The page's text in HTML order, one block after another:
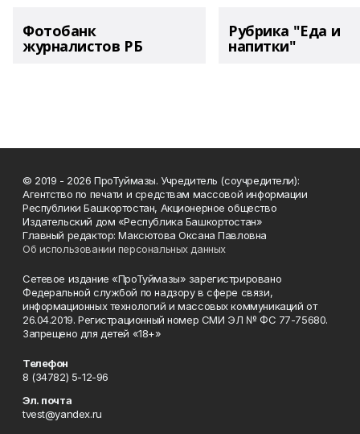
Фотобанк
журналистов РБ
Рубрика "Еда и
напитки"
© 2019 - 2026 ПроТуймазы. Учредитель (соучредители):
Агентство по печати и средствам массовой информации
Республики Башкортостан, Акционерное общество
Издательский дом «Республика Башкортостан»
Главный редактор: Максютова Оксана Павловна
Об использовании персональных данных
Сетевое издание «ПроТуймазы» зарегистрировано
Федеральной службой по надзору в сфере связи,
информационных технологий и массовых коммуникаций от
26.04.2019. Регистрационный номер СМИ ЭЛ № ФС 77-75680.
Запрещено для детей «18+»
Телефон
8 (34782) 5-12-96
Эл. почта
tvest@yandex.ru